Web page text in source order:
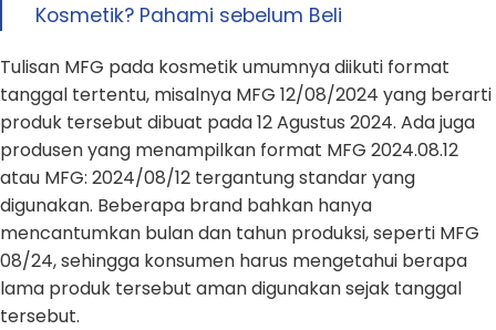
Kosmetik? Pahami sebelum Beli
Tulisan MFG pada kosmetik umumnya diikuti format
tanggal tertentu, misalnya MFG 12/08/2024 yang berarti
produk tersebut dibuat pada 12 Agustus 2024. Ada juga
produsen yang menampilkan format MFG 2024.08.12
atau MFG: 2024/08/12 tergantung standar yang
digunakan. Beberapa brand bahkan hanya
mencantumkan bulan dan tahun produksi, seperti MFG
08/24, sehingga konsumen harus mengetahui berapa
lama produk tersebut aman digunakan sejak tanggal
tersebut.